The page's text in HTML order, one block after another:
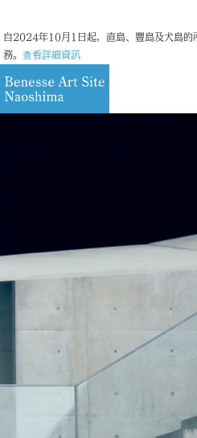
自2024年10月1日起，直島、豐島及犬島的
務。 查看詳細資訊